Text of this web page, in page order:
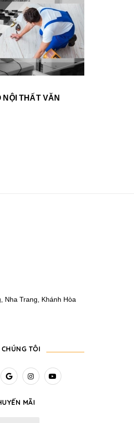
THẤT VĂN
Nha Trang, Khánh Hòa
TÔI
MÃI